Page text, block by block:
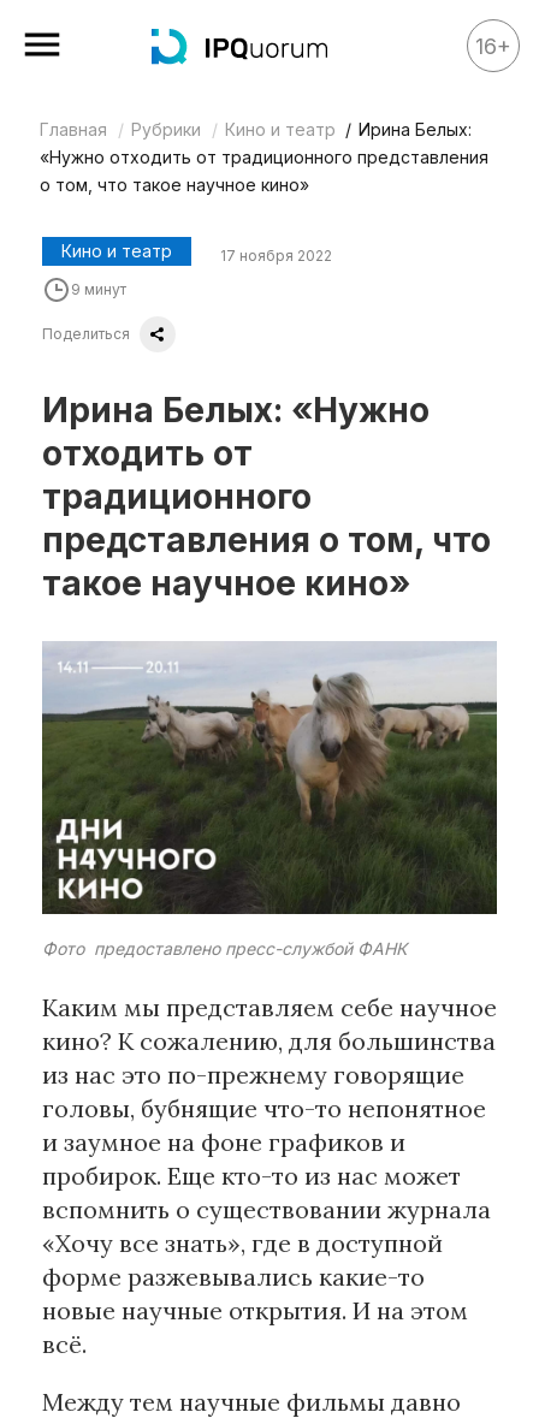
Все материалы
Аналитика
Legal review
События
IP Stories
Квиз
Календарь
Интеллектуальная собственность
и креативные индустрии
Кино и театр
Искусство
Дизайн и мода
Реклама и маркетинг
Архитектура и урбанистика
Наука и технологии
Медиа
Образование
Музыка
Музеи
Материалы партнеров
АКИ
Artists / Художники.РФ
n'RIS
Онлайн патент
Цифровой Сарафан
Смотрите нас в соцсетях и мессенджерах
16+
Главная Рубрики Кино и театр
Ирина Белых:
«Нужно отходить от традиционного представления
о том, что такое научное кино»
Кино и театр
17 ноября 2022
9 минут
Поделиться
Ирина Белых: «Нужно
отходить от
традиционного
представления о том, что
такое научное кино»
Фото предоставлено пресс-службой ФАНК
Каким мы представляем себе научное
кино? К сожалению, для большинства
из нас это по-прежнему говорящие
головы, бубнящие что-то непонятное
и заумное на фоне графиков и
пробирок. Еще кто-то из нас может
вспомнить о существовании журнала
«Хочу все знать», где в доступной
форме разжевывались какие-то
новые научные открытия. И на этом
всё.
Между тем научные фильмы давно